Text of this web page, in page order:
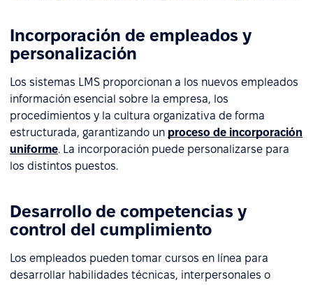
Incorporación de empleados y
personalización
Los sistemas LMS proporcionan a los nuevos empleados
información esencial sobre la empresa, los
procedimientos y la cultura organizativa de forma
estructurada, garantizando un proceso de incorporación
uniforme. La incorporación puede personalizarse para
los distintos puestos.
Desarrollo de competencias y
control del cumplimiento
Los empleados pueden tomar cursos en línea para
desarrollar habilidades técnicas, interpersonales o